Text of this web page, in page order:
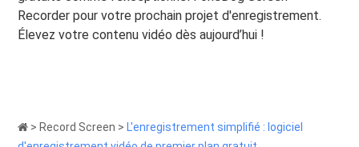
Recorder pour votre prochain projet d'enregistrement.
Élevez votre contenu vidéo dès aujourd’hui !
> Record Screen > L'enregistrement simplifié : logiciel